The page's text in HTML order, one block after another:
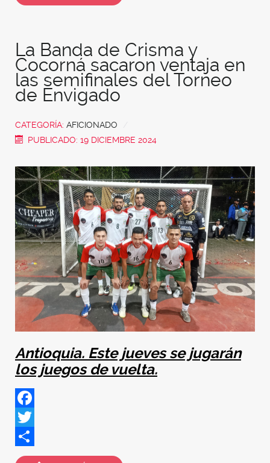
La Banda de Crisma y
Cocorná sacaron ventaja en
las semifinales del Torneo
de Envigado
CATEGORÍA: AFICIONADO
PUBLICADO: 19 DICIEMBRE 2024
Antioquia. Este jueves se jugarán
los juegos de vuelta.
Facebook
Twitter
Share